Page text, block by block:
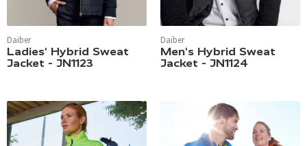
Daiber
Ladies' Hybrid Sweat
Jacket - JN1123
Daiber
Men's Hybrid Sweat
Jacket - JN1124